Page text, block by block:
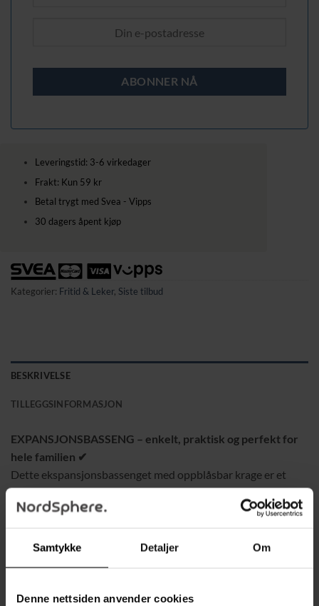
Samtykke Detaljer Om
Denne nettsiden anvender cookies
Leveringstid: 3-6 virkedager
Frakt: Kun 59 kr
Betal trygt med Svea - Vipps
30 dagers åpent kjøp
Kategorier: Fritid & Leker, Siste tilbud
BESKRIVELSE
TILLEGGSINFORMASJON
EXPANSJONSBASSENG – enkelt, praktisk og perfekt for
hele familien ✔
Dette ekspansjonsbassenget med oppblåsbar krage er et
utmerket valg for deg som vil nyte avkjølende bad direkte i
hagen. Bassenget er lett å sette opp, enkelt å ta ned og gir
løsning for sommerens varme dager.
Bassengveggene er laget av det høykvalitets materialet